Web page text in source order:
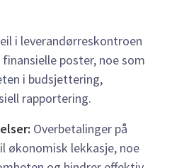
i leverandørreskontroen
poster, noe som
i budsjettering,
rapportering.
Overbetalinger på
økonomisk lekkasje, noe